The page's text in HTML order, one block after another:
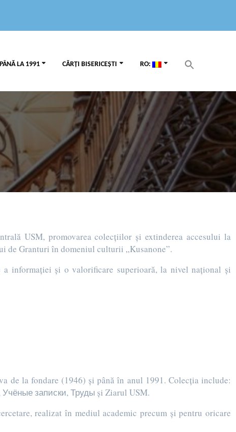
LA 1991 CĂRȚI BISERICEȘTI RO:
USM, promovarea colecţiilor şi extinderea accesului la
de Granturi în domeniul culturii „Kusanone”.
informaţiei şi o valorificare superioară, la nivel naţional şi
de la fondare (1946) și până în anul 1991. Colecția include:
записки, Труды și Ziarul USM.
realizat în mediul academic precum și pentru oricare